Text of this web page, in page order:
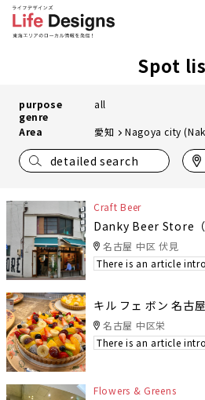
Spot
purpose
genre
all
Area 愛知 Nagoya city
detailed search
Craft Beer
Danky Beer Store（
名古屋 中区 伏見
There is an article
キル フェ ボン 名古
名古屋 中区栄
There is an article
Flowers & Greens